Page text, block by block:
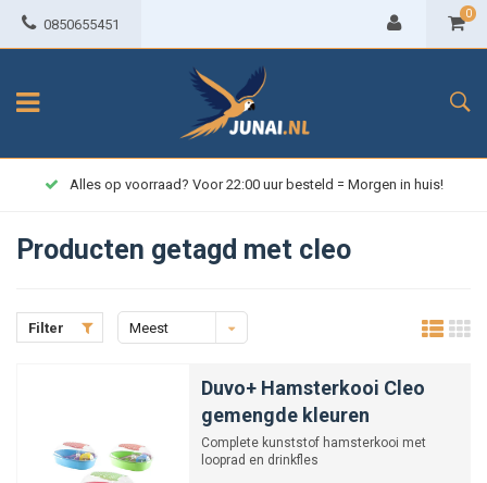
0850655451
0
Alles op voorraad? Voor 22:00 uur besteld = Morgen in huis!
Producten getagd met cleo
Filter
Meest
Duvo+ Hamsterkooi Cleo
gemengde kleuren
Complete kunststof hamsterkooi met
looprad en drinkfles